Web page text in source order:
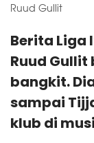
Ruud Gullit
Berita Liga
Ruud
bangkit.
sampai
klub di